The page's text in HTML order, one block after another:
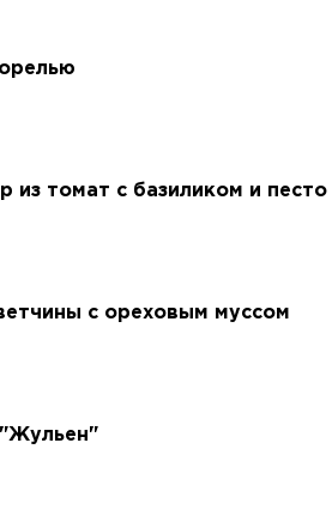
из томат с базиликом и песто
с ореховым муссом
"Жульен"